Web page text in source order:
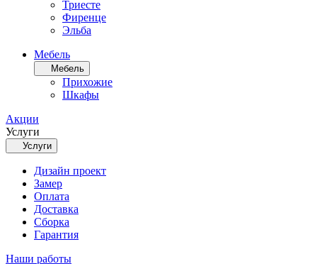
Триесте
Фиренце
Эльба
Мебель
Мебель
Прихожие
Шкафы
Акции
Услуги
Услуги
Дизайн проект
Замер
Оплата
Доставка
Сборка
Гарантия
Наши работы